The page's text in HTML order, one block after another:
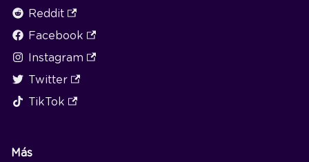
Reddit
Facebook
Instagram
Twitter
TikTok
Más